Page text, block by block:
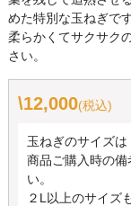
めた特別な玉ねぎです
柔らかくてサクサク
さい。
\12,000(税込)
玉ねぎのサイズは
商品ご購入時の
い。
２L以上のサイズ